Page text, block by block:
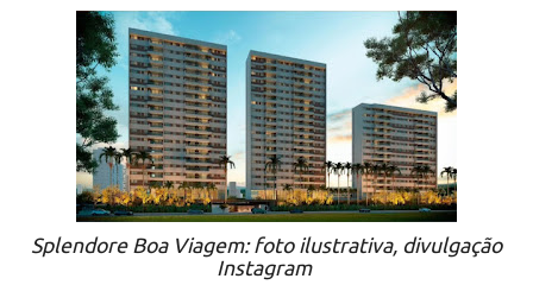
Splendore Boa Viagem: foto ilustrativa, divulgação
Instagram